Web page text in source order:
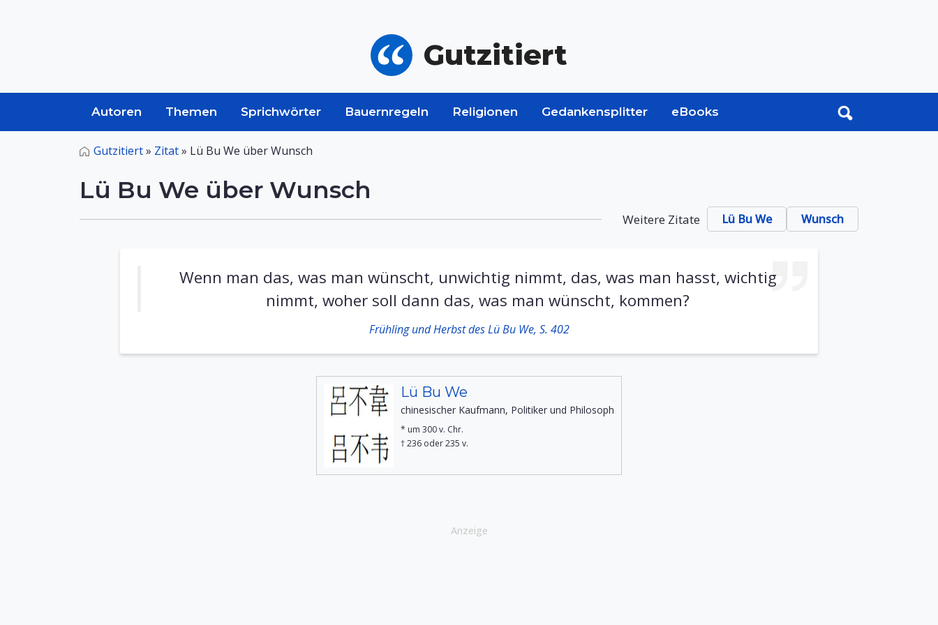
Gutzitiert
Autoren Themen Sprichwörter Bauernregeln Religionen Gedankensplitter eBooks
Gutzitiert» Zitat» Lü Bu We über Wunsch
Lü Bu We über Wunsch
Weitere Zitate Lü Bu We Wunsch
Wenn man das, was man wünscht, unwichtig nimmt, das, was man hasst, wichtig
nimmt, woher soll dann das, was man wünscht, kommen?
Frühling und Herbst des Lü Bu We, S. 402
Lü Bu We
chinesischer Kaufmann, Politiker und Philosoph
* um 300 v. Chr.
† 236 oder 235 v.
Anzeige